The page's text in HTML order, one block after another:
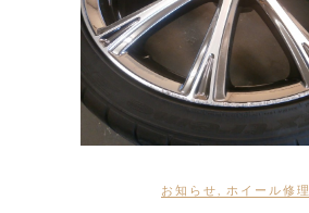
お知らせ ホイール修理